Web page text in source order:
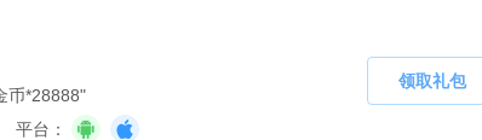
币*28888"
平台：
领取礼包